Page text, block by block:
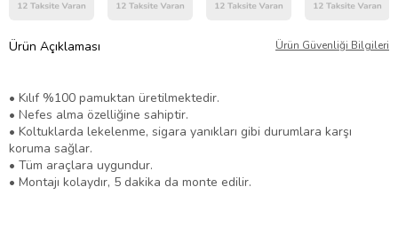
Ürün Açıklaması Ürün Güvenliği Bilgileri
• Kılıf %100 pamuktan üretilmektedir.
• Nefes alma özelliğine sahiptir.
• Koltuklarda lekelenme, sigara yanıkları gibi durumlara karşı
koruma sağlar.
• Tüm araçlara uygundur.
• Montajı kolaydır, 5 dakika da monte edilir.